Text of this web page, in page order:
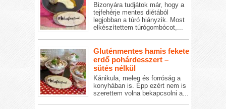
Bizonyára tudjátok már, hogy a
tejfehérje mentes diétából
legjobban a túró hiányzik. Most
elkészítettem túrógombócot,...
Gluténmentes hamis fekete
erdő pohárdesszert –
sütés nélkül
Kánikula, meleg és forróság a
konyhában is. Épp ezért nem is
szerettem volna bekapcsolni a...